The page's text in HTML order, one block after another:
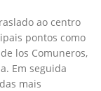
ao centro
pontos como
los Comuneros,
Em seguida
mais